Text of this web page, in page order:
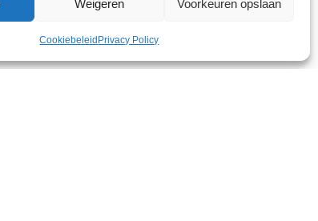
Weigeren Voorkeuren opslaan
Cookiebeleid Privacy Policy